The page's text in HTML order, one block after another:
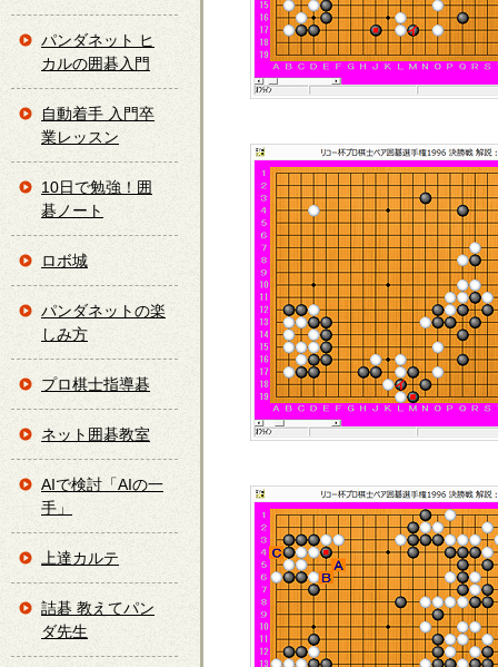
パンダネット ヒ
カルの囲碁入門
自動着手 入門卒
業レッスン
10日で勉強！囲
碁ノート
ロボ城
パンダネットの楽
しみ方
プロ棋士指導碁
ネット囲碁教室
AIで検討「AIの一
手」
上達カルテ
詰碁 教えてパン
ダ先生